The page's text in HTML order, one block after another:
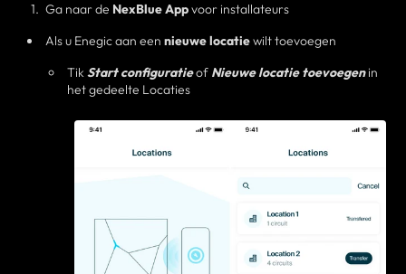
Ga naar de NexBlue Appvoor installateurs
Als u Enegic aan een nieuwe locatiewilt toevoegen
TikStart configuratieof Nieuwe locatie toevoegenin
het gedeelte Locaties